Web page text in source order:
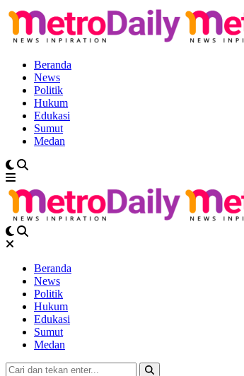
Beranda
News
Politik
Hukum
Edukasi
Sumut
Medan
Beranda
News
Politik
Hukum
Edukasi
Sumut
Medan